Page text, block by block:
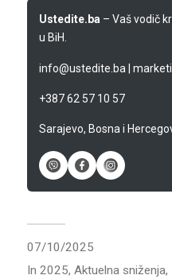
Ustedite.ba – Vaš vodič
u BiH.
info@ustedite.ba |
+387 62 57 10 57
Sarajevo, Bosna i
07/10/2025
In 2025, Aktuelna sniženja,